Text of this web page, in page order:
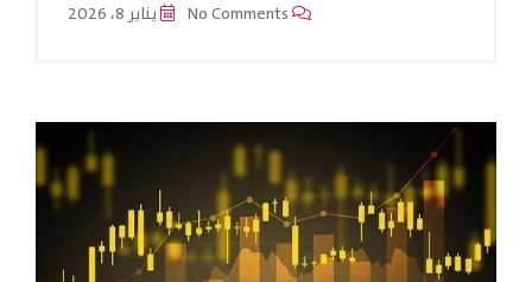
يناير 8، 2026